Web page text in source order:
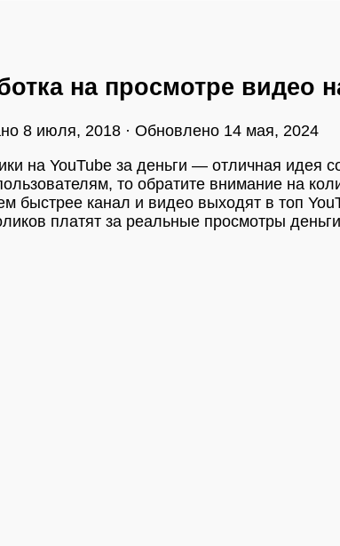
на просмотре видео
8 июля, 2018 · Обновлено 14 мая, 2024
на YouTube за деньги — отличная идея
то обратите внимание на
быстрее канал и видео выходят в топ
платят за реальные просмотры